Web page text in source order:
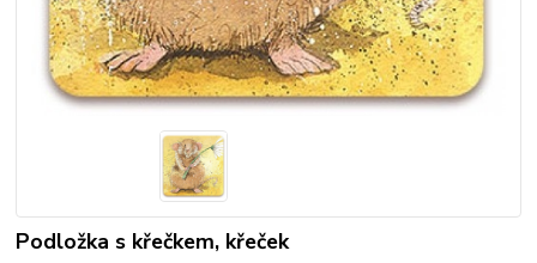
Podložka s křečkem, křeček